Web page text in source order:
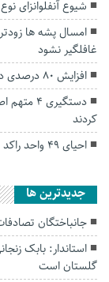
شیوع آنفلوانزای نوع A در استان گلستان
امسال پشه ها
غافلگیر نشود
افزایش ۸۰ درصدی درآمد ۳۶ شهرداری استان گلستان
کردند
احیای ۴۹ واحد راکد و نیمه تعطیل گلستان در سال جاری
جديدترين ها
جانباختگان تصادفات
گلستان است